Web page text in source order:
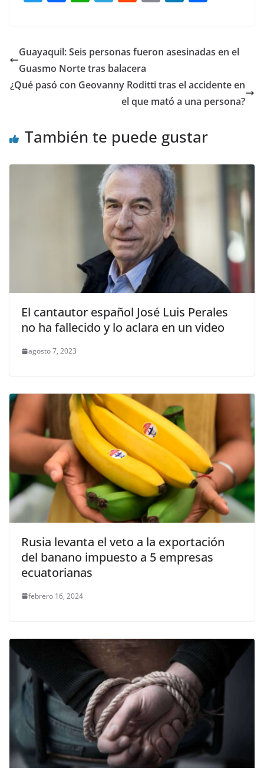
w
er
a
e
b
o
k
h
s
A
p
el
gr
a
m
e
di
t
m
l
n
e
n
p
tir
Guayaquil: Seis personas fueron asesinadas en el
Guasmo Norte tras balacera
¿Qué pasó con Geovanny Roditti tras el accidente en
el que mató a una persona?
También te puede gustar
El cantautor español José Luis Perales
no ha fallecido y lo aclara en un video
agosto 7, 2023
Rusia levanta el veto a la exportación
del banano impuesto a 5 empresas
ecuatorianas
febrero 16, 2024